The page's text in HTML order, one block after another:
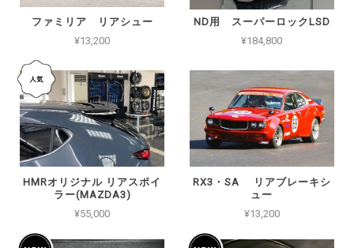
ファミリア リアシュー
¥13,200
ND用 スーパーロックLSD
¥184,800
HMRオリジナル リアスポイ
ラー(MAZDA3)
¥55,000
RX3・SA リアブレーキシ
ュー
¥13,200